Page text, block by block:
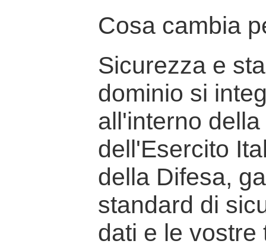
Cosa cambia
Sicurezza e
dominio si
all'interno
dell'Esercito
della Difesa,
standard di
dati e le vostre